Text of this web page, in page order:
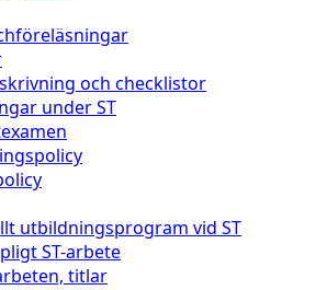
och checklistor
under ST
utbildningsprogram vid ST
ST-arbete
titlar